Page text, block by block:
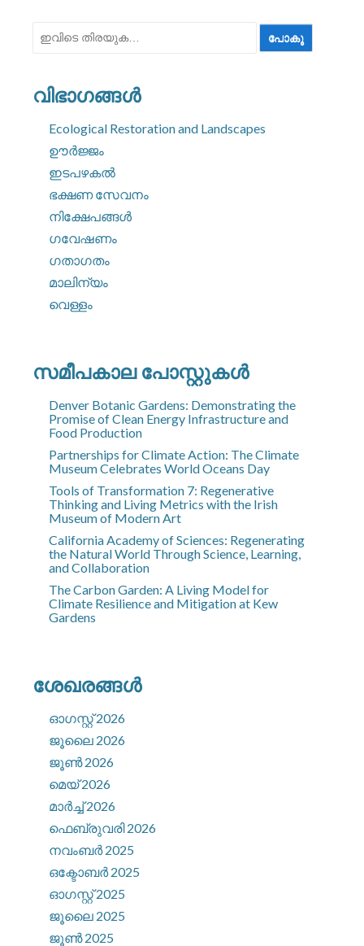
ഇതിനായി
വിഭാഗങ്ങൾ
Ecological Restoration and Landscapes
ഊർജ്ജം
ഇടപഴകൽ
ഭക്ഷണ സേവനം
നിക്ഷേപങ്ങൾ
ഗവേഷണം
ഗതാഗതം
മാലിന്യം
വെള്ളം
സമീപകാല പോസ്റ്റുകൾ
Denver Botanic Gardens: Demonstrating the
Promise of Clean Energy Infrastructure and
Food Production
Partnerships for Climate Action: The Climate
Museum Celebrates World Oceans Day
Tools of Transformation 7: Regenerative
Thinking and Living Metrics with the Irish
Museum of Modern Art
California Academy of Sciences: Regenerating
the Natural World Through Science, Learning,
and Collaboration
The Carbon Garden: A Living Model for
Climate Resilience and Mitigation at Kew
Gardens
ശേഖരങ്ങൾ
ഓഗസ്റ്റ്‌ 2026
ജൂലൈ 2026
ജൂൺ 2026
മെയ്‌ 2026
മാർച്ച്‌ 2026
ഫെബ്രുവരി 2026
നവംബർ 2025
ഒക്ടോബർ 2025
ഓഗസ്റ്റ്‌ 2025
ജൂലൈ 2025
ജൂൺ 2025